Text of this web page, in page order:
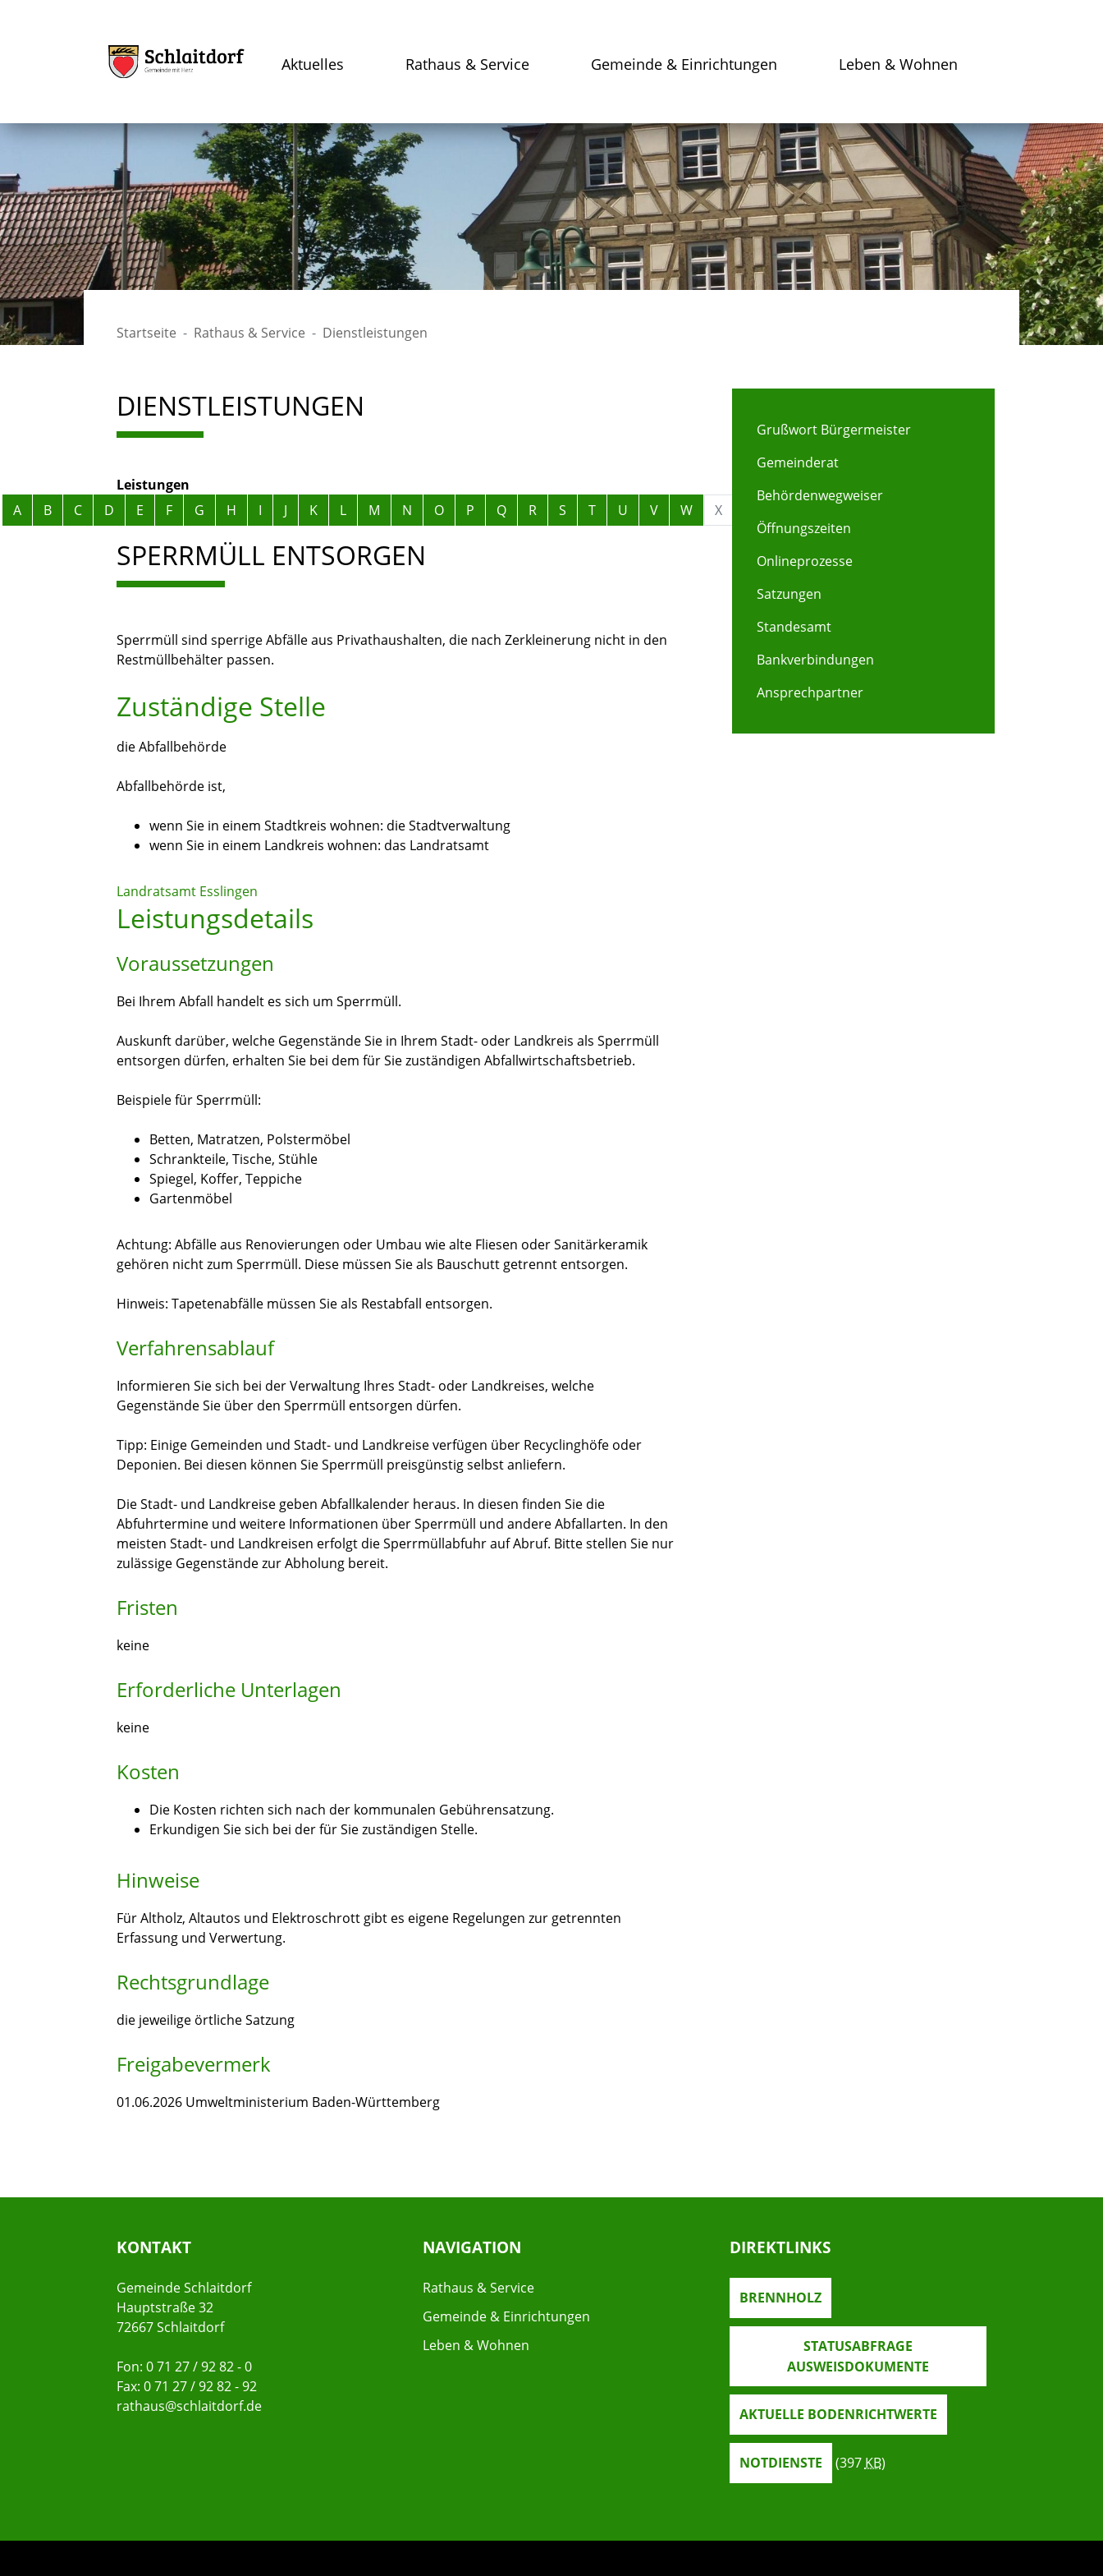
Aktuelles Rathaus & Service Gemeinde & Einrichtungen Leben & Wohnen
Startseite Rathaus & Service Dienstleistungen
DIENSTLEISTUNGEN
Leistungen
Alphabetisches Register überspringen
A B C D E F G H I J K L M N O P Q R S T U V W X
SPERRMÜLL ENTSORGEN
Sperrmüll sind sperrige Abfälle aus Privathaushalten, die nach Zerkleinerung nicht in den
Restmüllbehälter passen.
Zuständige Stelle
die Abfallbehörde
Abfallbehörde ist,
wenn Sie in einem Stadtkreis wohnen: die Stadtverwaltung
wenn Sie in einem Landkreis wohnen: das Landratsamt
Landratsamt Esslingen
Leistungsdetails
Voraussetzungen
Bei Ihrem Abfall handelt es sich um Sperrmüll.
Auskunft darüber, welche Gegenstände Sie in Ihrem Stadt- oder Landkreis als Sperrmüll
entsorgen dürfen, erhalten Sie bei dem für Sie zuständigen Abfallwirtschaftsbetrieb.
Beispiele für Sperrmüll:
Betten, Matratzen, Polstermöbel
Schrankteile, Tische, Stühle
Spiegel, Koffer, Teppiche
Gartenmöbel
Achtung: Abfälle aus Renovierungen oder Umbau wie alte Fliesen oder Sanitärkeramik
gehören nicht zum Sperrmüll. Diese müssen Sie als Bauschutt getrennt entsorgen.
Hinweis: Tapetenabfälle müssen Sie als Restabfall entsorgen.
Verfahrensablauf
Informieren Sie sich bei der Verwaltung Ihres Stadt- oder Landkreises, welche
Gegenstände Sie über den Sperrmüll entsorgen dürfen.
Tipp: Einige Gemeinden und Stadt- und Landkreise verfügen über Recyclinghöfe oder
Deponien. Bei diesen können Sie Sperrmüll preisgünstig selbst anliefern.
Die Stadt- und Landkreise geben Abfallkalender heraus. In diesen finden Sie die
Abfuhrtermine und weitere Informationen über Sperrmüll und andere Abfallarten. In den
meisten Stadt- und Landkreisen erfolgt die Sperrmüllabfuhr auf Abruf. Bittestellen Sie nur
zulässige Gegenstände zur Abholung bereit.
Fristen
keine
Erforderliche Unterlagen
keine
Kosten
Die Kosten richten sich nach der kommunalen Gebührensatzung.
Erkundigen Sie sich bei der für Sie zuständigen Stelle.
Hinweise
Für Altholz, Altautos und Elektroschrott gibt es eigene Regelungen zur getrennten
Erfassung und Verwertung.
Rechtsgrundlage
die jeweilige örtliche Satzung
Freigabevermerk
01.06.2026 Umweltministerium Baden-Württemberg
Grußwort Bürgermeister
Gemeinderat
Behördenwegweiser
Öffnungszeiten
Onlineprozesse
Satzungen
Standesamt
Bankverbindungen
Ansprechpartner
KONTAKT
Gemeinde Schlaitdorf
Hauptstraße 32
72667 Schlaitdorf
Fon: 0 71 27 / 92 82 - 0
Fax: 0 71 27 / 92 82 - 92
rathaus@schlaitdorf.de
NAVIGATION
Rathaus & Service
Gemeinde & Einrichtungen
Leben & Wohnen
DIREKTLINKS
BRENNHOLZ
STATUSABFRAGE
AUSWEISDOKUMENTE
AKTUELLE BODENRICHTWERTE
NOTDIENSTE (397KB)